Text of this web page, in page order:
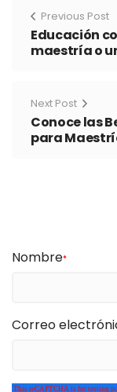
Previous Post
Educación
maestría o
Next Post
Conoce las
para
Nombre*
Correo